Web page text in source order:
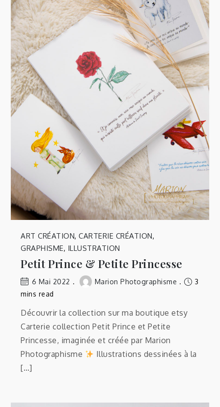
ART CRÉATION,CARTERIE CRÉATION,
GRAPHISME, ILLUSTRATION
Petit Prince & Petite Princesse
6 Mai 2022 Marion Photographisme
3
mins read
Découvrir la collection sur ma boutique etsy
Carterie collection Petit Prince et Petite
Princesse, imaginée et créée par Marion
Photographisme
Illustrations dessinées à la
[…]